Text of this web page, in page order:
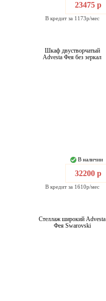
23475 р
В кредит за 1173р/мес
Шкаф двустворчатый
Advesta Фея без зеркал
В наличии
32200 р
В кредит за 1610р/мес
Стеллаж широкий Advesta
Фея Swarovski